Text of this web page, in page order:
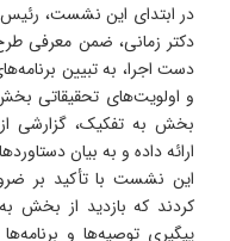
در ابتدای این نشست،
دکتر زمانی، ضمن معرفی
دست اجرا، به تبیین
و اولویت‌های تحقیقاتی
بخش به تفکیک، گزارشی
ارائه داده و به بیان
این نشست با تأکید بر
کردند که بازدید از بخش
پیگیری توصیه‌ها و